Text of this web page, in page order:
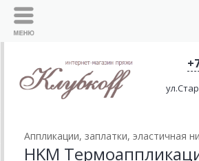
Аппликации, заплатки, эластичная
HKM